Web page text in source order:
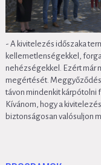
- A kivitelezés időszaka
kellemetlenségekkel,
nehézségekkel. Ezért már
megértését.
távon mindenkit kárpótolni
Kívánom, hogy a
biztonságosan valósuljon